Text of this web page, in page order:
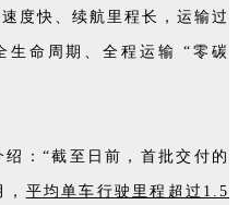
度快、续航里程长，运输过
生命周期、全程运输 “零碳
：“截至日前，首批交付的
平均单车行驶里程超过1.5